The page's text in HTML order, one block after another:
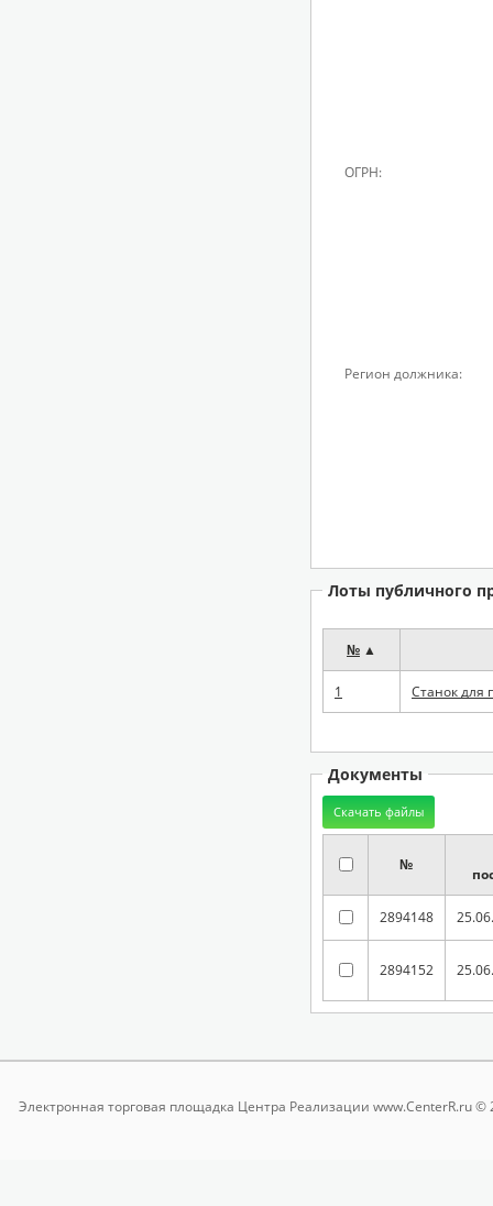
ОГРН:
Регион должника:
Лоты публичного
№ ▲
1 Станок для
Документы
№
2894148
2894152
Электронная торговая площадка Центра Реализации www.CenterR.ru ©